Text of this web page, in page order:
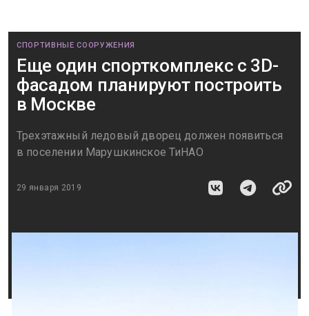
СПОРТИВНЫЕ СООРУЖЕНИЯ
Еще один спорткомплекс с 3D-
фасадом планируют построить
в Москве
Трехэтажный ледовый дворец должен появиться
в поселении Марушкинское ТиНАО
29 января 2019